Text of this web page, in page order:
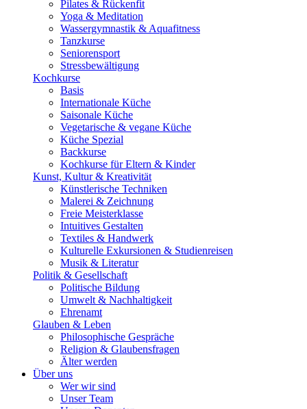
Pilates & Rückenfit
Yoga & Meditation
Wassergymnastik & Aquafitness
Tanzkurse
Seniorensport
Stressbewältigung
Kochkurse
Basis
Internationale Küche
Saisonale Küche
Vegetarische & vegane Küche
Küche Spezial
Backkurse
Kochkurse für Eltern & Kinder
Kunst, Kultur & Kreativität
Künstlerische Techniken
Malerei & Zeichnung
Freie Meisterklasse
Intuitives Gestalten
Textiles & Handwerk
Kulturelle Exkursionen & Studienreisen
Musik & Literatur
Politik & Gesellschaft
Politische Bildung
Umwelt & Nachhaltigkeit
Ehrenamt
Glauben & Leben
Philosophische Gespräche
Religion & Glaubensfragen
Älter werden
Über uns
Wer wir sind
Unser Team